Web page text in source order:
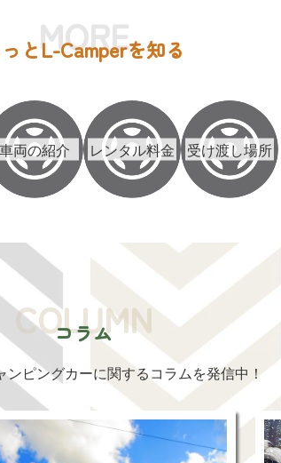
とL-Camperを知る
MORE
車両の紹介 レンタル料金 受け渡し場所
コラム
COLUMN
ンピングカーに関するコラムを発信中！